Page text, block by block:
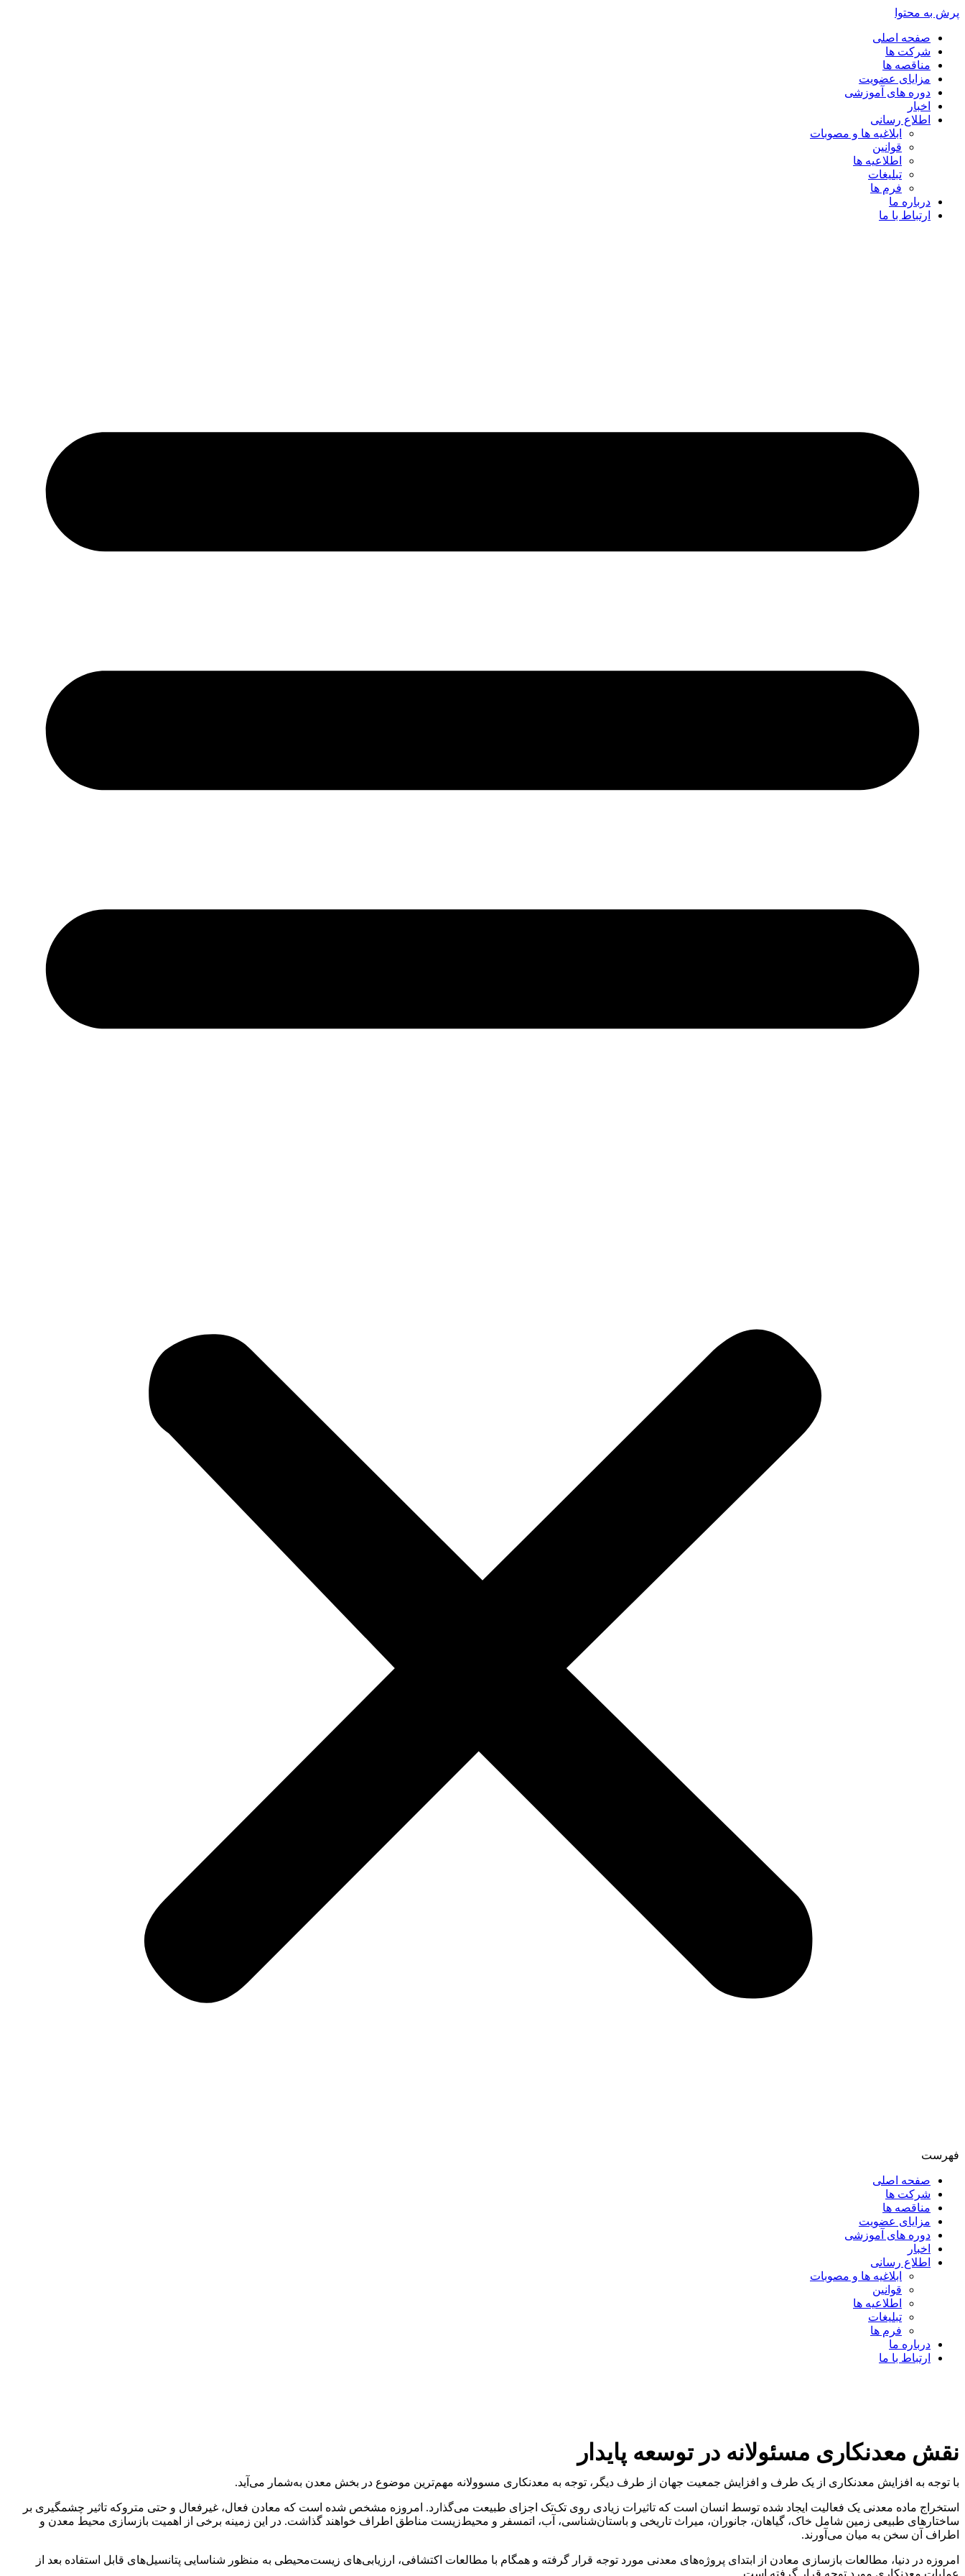
پرش به محتوا
صفحه اصلی
شرکت ها
مناقصه ها
مزایای عضویت
دوره های آموزشی
اخبار
اطلاع رسانی
ابلاغیه ها و مصوبات
قوانین
اطلاعیه ها
تبلیغات
فرم ها
درباره ما
ارتباط با ما
فهرست
صفحه اصلی
شرکت ها
مناقصه ها
مزایای عضویت
دوره های آموزشی
اخبار
اطلاع رسانی
ابلاغیه ها و مصوبات
قوانین
اطلاعیه ها
تبلیغات
فرم ها
درباره ما
ارتباط با ما
نقش معدنکاری مسئولانه در توسعه پایدار
با توجه به افزایش معدنکاری از یک طرف و افزایش جمعیت جهان از طرف دیگر، توجه به معدنکاری مسوولانه مهم‌ترین موضوع در بخش معدن به‌شمار می‌آید.
استخراج ماده معدنی یک فعالیت ایجاد شده توسط انسان است که تاثیرات زیادی روی تک‌تک اجزای طبیعت می‌گذارد. امروزه مشخص شده است که معادن فعال، غیرفعال و حتی متروکه تاثیر چشمگیری بر
ساختارهای طبیعی زمین شامل خاک، گیاهان، جانوران، میراث تاریخی و باستان‌شناسی، آب، اتمسفر و محیط‌زیست مناطق اطراف خواهند گذاشت. در این زمینه برخی از اهمیت بازسازی محیط معدن و
اطراف آن سخن به میان می‌آورند.
امروزه در دنیا، مطالعات بازسازی معادن از ابتدای پروژه‌های معدنی مورد توجه قرار گرفته و همگام با مطالعات اکتشافی، ارزیابی‌های زیست‌محیطی به منظور شناسایی پتانسیل‌های قابل استفاده بعد از
عملیات معدنکاری مورد توجه قرار گرفته است.